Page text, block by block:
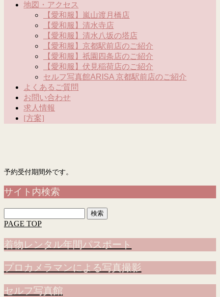
地図・アクセス
【愛和服】嵐山渡月橋店
【愛和服】清水寺店
【愛和服】清水八坂の塔店
【愛和服】京都駅前店のご紹介
【愛和服】祇園四条店のご紹介
【愛和服】伏見稲荷店のご紹介
セルフ写真館ARISA 京都駅前店のご紹介
よくあるご質問
お問い合わせ
求人情報
[方案]
予約受付期間外です。
サイト内検索
索:
PAGE TOP
着物レンタル年間パスポート
プロカメラマンによる写真撮影
セルフ写真館